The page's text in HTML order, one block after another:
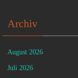
Archiv
August 2026
Juli 2026